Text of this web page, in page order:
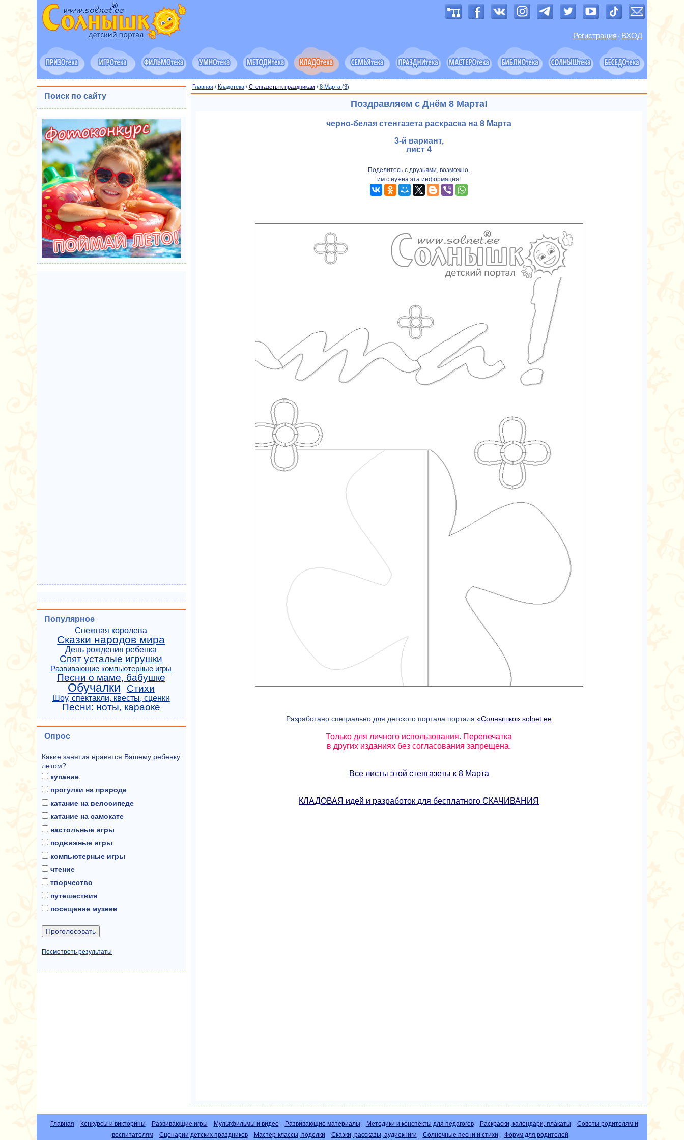
Регистрация / ВХОД
Главная/ Кладотека/ Стенгазеты к праздникам / 8 Марта (3)
Поздравляем с Днём 8 Марта!
черно-белая стенгазета раскраска на8 Марта
3-й вариант,
лист 4
Поделитесь с друзьями, возможно,
им с нужна эта информация!
Разработано специально для детского портала портала«Солнышко» solnet.ee
Только для личного использования. Перепечатка
в других изданиях без согласования запрещена.
Все листы этой стенгазеты к 8 Марта
КЛАДОВАЯ идей и разработок для бесплатного СКАЧИВАНИЯ
Поиск по сайту
Популярное
Снежная королева
Сказки народов мира
День рождения ребенка
Спят усталые игрушки
Развивающие компьютерные игры
Песни о маме, бабушке
Обучалки Стихи
Шоу, спектакли, квесты, сценки
Песни: ноты, караоке
Опрос
Какие занятия нравятся Вашему ребенку
летом?
купание
прогулки на природе
катание на велосипеде
катание на самокате
настольные игры
подвижные игры
компьютерные игры
чтение
творчество
путешествия
посещение музеев
Посмотреть результаты
Главная Конкурсы и викторины Развивающие игры Мультфильмы и видео Развивающие материалы Методики и конспекты для педагогов Раскраски, календари, плакаты
Советы родителям и
воспитателям
Сценарии детских праздников Мастер-классы, поделки Сказки, рассказы, аудиокниги Солнечные песни и стихи Форум для родителей